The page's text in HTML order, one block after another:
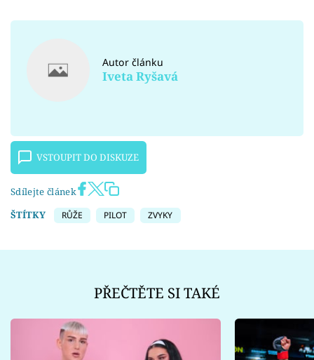
Autor článku
Iveta Ryšavá
VSTOUPIT DO DISKUZE
Sdílejte článek
ŠTÍTKY
RŮŽE PILOT ZVYKY
PŘEČTĚTE SI TAKÉ